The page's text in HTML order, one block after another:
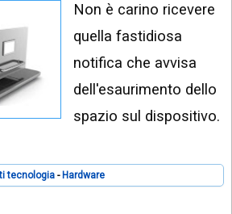
Non è carino ricevere
quella fastidiosa
notifica che avvisa
dell'esaurimento dello
spazio sul dispositivo.
tecnologia Hardware